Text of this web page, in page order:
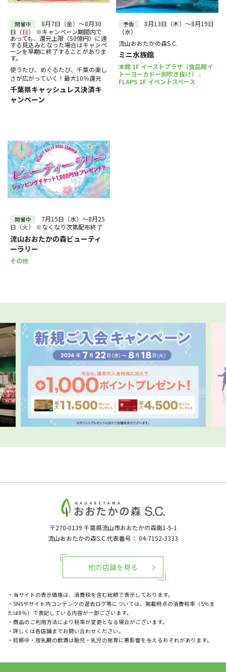
絞り込む
開催中
8月7日（金）～8月30
日（日） ※キャンペーン期間内で
あっても、還元上限（50億円）に達
する見込みとなった場合はキャンペ
ーンを早期に終了することがありま
す。
使うたび、めぐるたび、千葉の楽し
さが広がっていく！最大10％還元
千葉県キャッシュレス決済キ
ャンペーン
予告
8月13日（木）～8月19日
（水）
流山おおたかの森S.C.
ミニ水族館
本館 1F イーストプラザ（食品館イ
トーヨーカドー側吹き抜け） 、
FLAPS 1F イベントスペース
開催中
7月15日（水）～8月25
日（火） ※なくなり次第配布終了
流山おおたかの森ビューティ
ーラリー
その他
〒270-0139 千葉県流山市おおたかの森南1-5-1
流山おおたかの森S.C.代表番号： 04-7152-3333
・当サイトの表示価格は、消費税を含む総額で表示しております。
・SNSやサイト内コンテンツの過去ログ等については、掲載時点の消費税率（5％ま
たは8％）で表記している内容が一部ございます。
・商品のご利用方法により税率が変更となる場合がございます。
・詳しくは各店舗までお問い合わせください。
・妊娠中・授乳期の飲酒は胎児・乳児の発育に悪影響を与えるおそれがあります。
他の店舗を見る